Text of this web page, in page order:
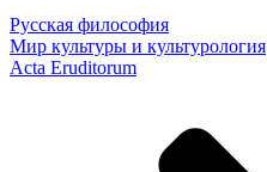
Русская философия
Мир культуры и культурология
Acta Eruditorum